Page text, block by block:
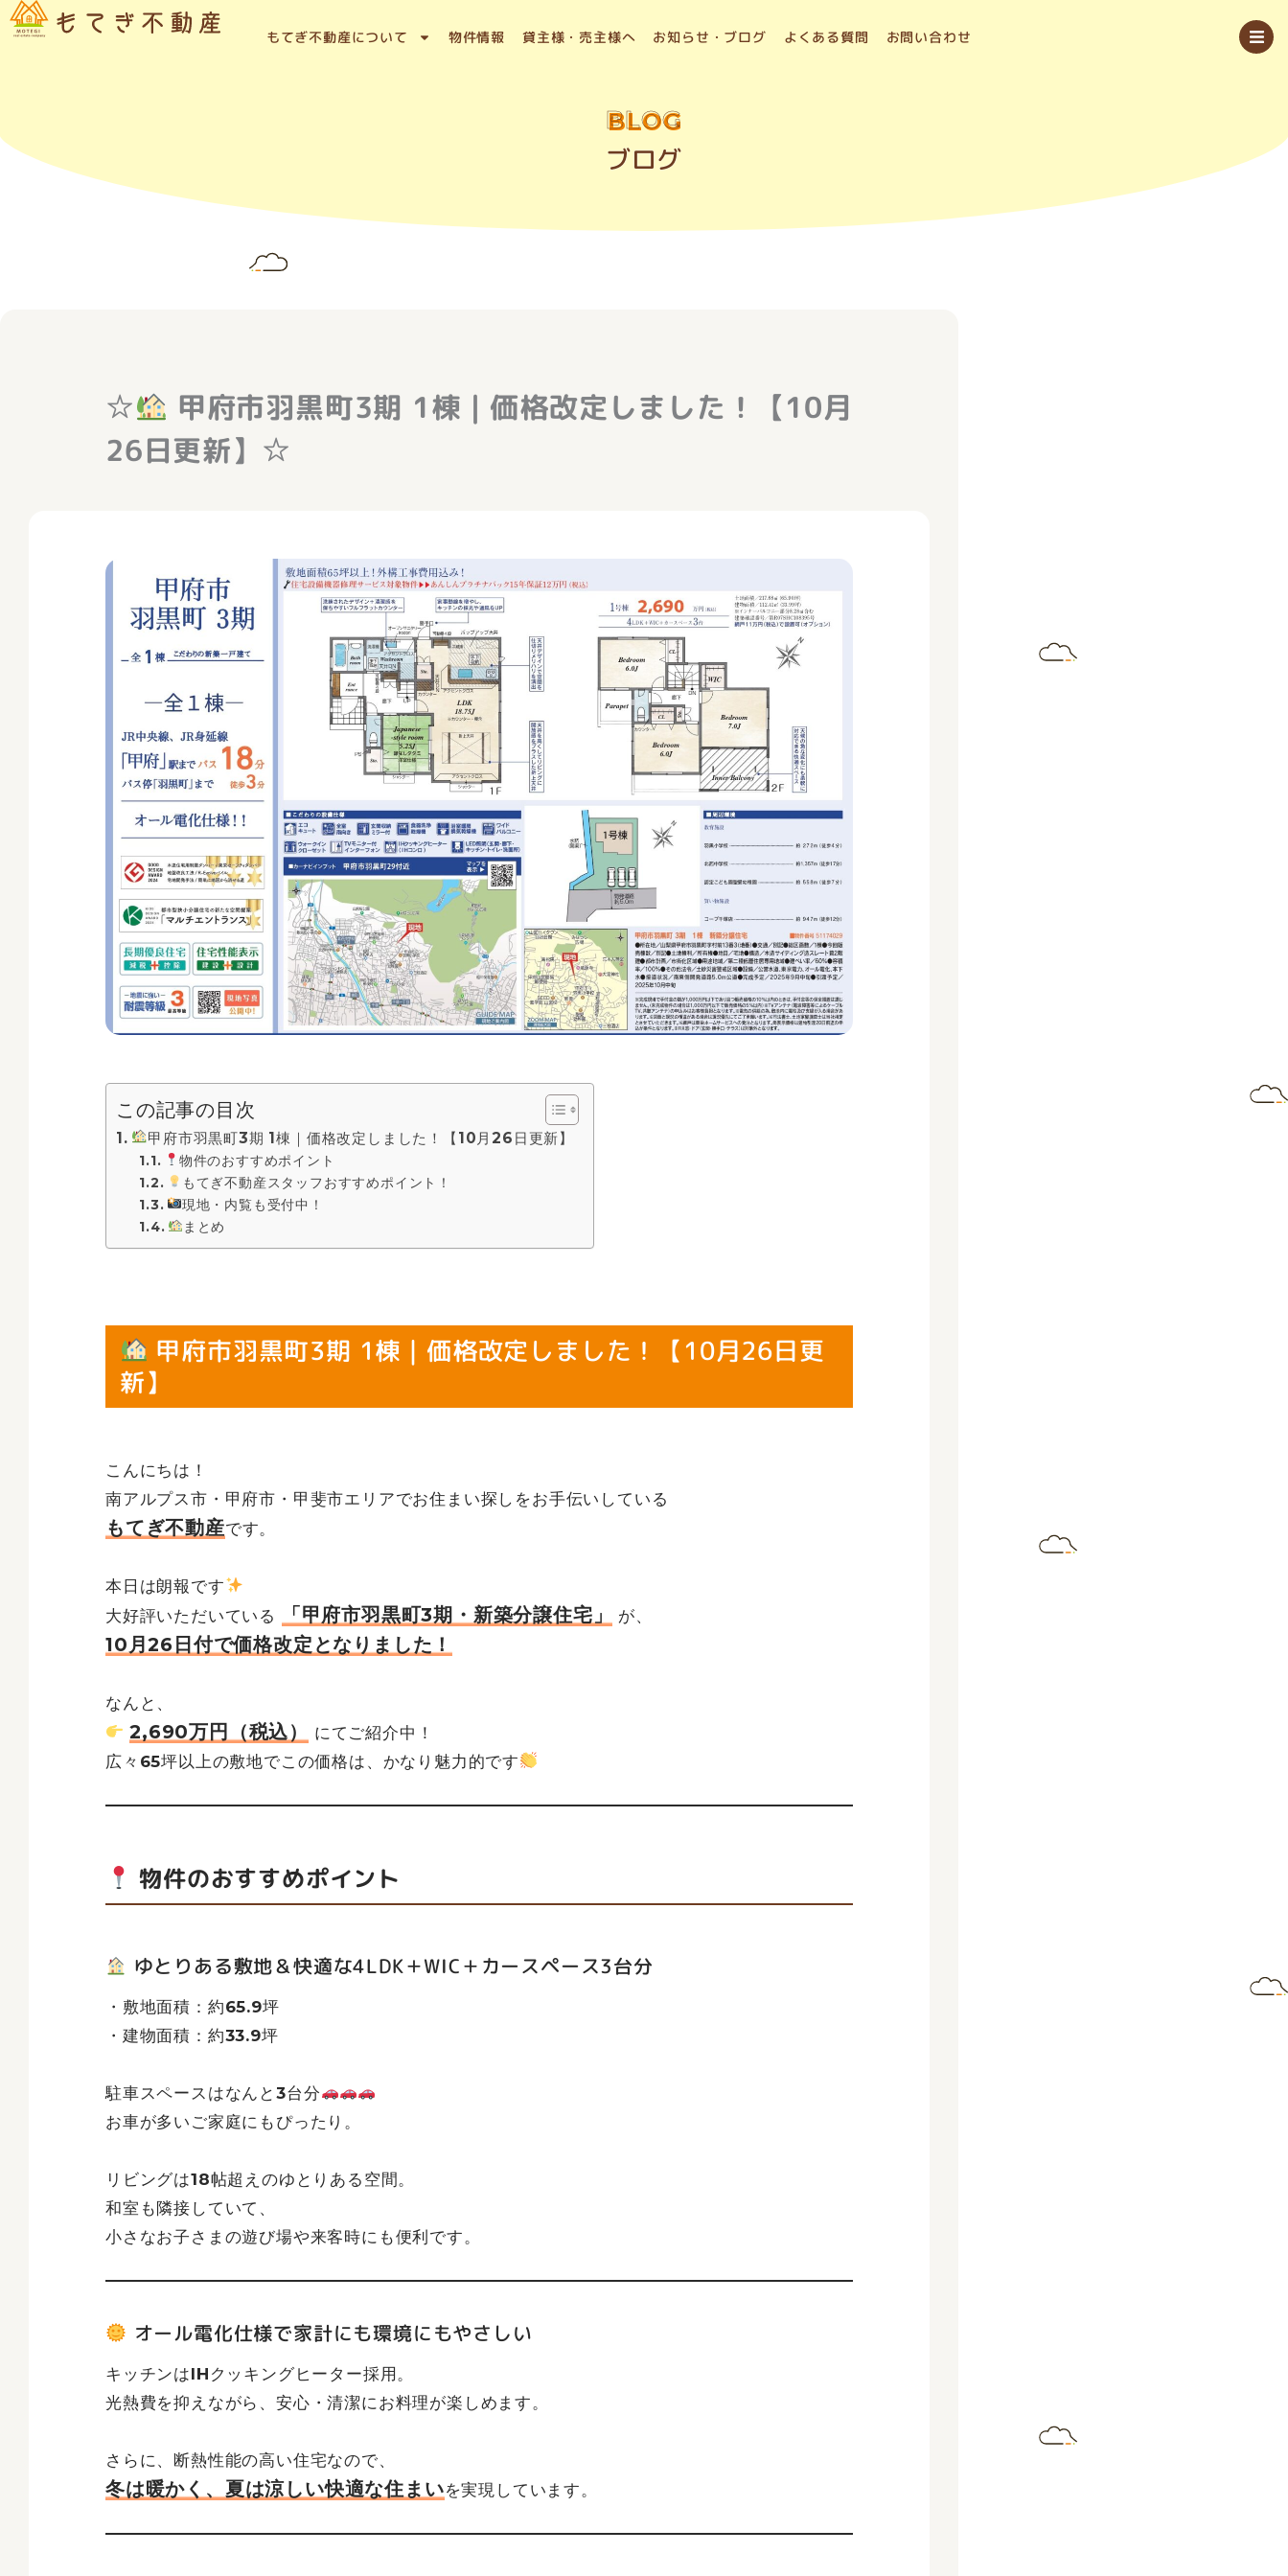
内
容
プ
もてぎ不動産について 物件情報 貸主様・売主様へ お知らせ・ブログ よくある質問 お問い合わせ
BLOG
ブログ
☆
甲府市羽黒町3期 1棟｜価格改定しました！【10月
26日更新】☆
この記事の目次
甲府市羽黒町3期 1棟｜価格改定しました！【10月26日更新】
物件のおすすめポイント
もてぎ不動産スタッフおすすめポイント！
現地・内覧も受付中！
まとめ
甲府市羽黒町3期 1棟｜価格改定しました！【10月26日更
新】
こんにちは！
南アルプス市・甲府市・甲斐市エリアでお住まい探しをお手伝いしている
もてぎ不動産です。
本日は朗報です
大好評いただいている
「甲府市羽黒町3期・新築分譲住宅」 が、
10月26日付で価格改定となりました！
なんと、
2,690万円（税込）
にてご紹介中！
広々65坪以上の敷地でこの価格は、かなり魅力的です
物件のおすすめポイント
ゆとりある敷地＆快適な4LDK＋WIC＋カースペース3台分
・敷地面積：約65.9坪
・建物面積：約33.9坪
駐車スペースはなんと3台分
お車が多いご家庭にもぴったり。
リビングは18帖超えのゆとりある空間。
和室も隣接していて、
小さなお子さまの遊び場や来客時にも便利です。
オール電化仕様で家計にも環境にもやさしい
キッチンはIHクッキングヒーター採用。
光熱費を抑えながら、安心・清潔にお料理が楽しめます。
さらに、断熱性能の高い住宅なので、
冬は暖かく、夏は涼しい快適な住まいを実現しています。